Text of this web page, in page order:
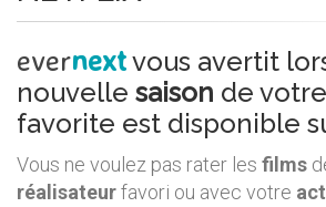
evernextvous avertit
nouvelle saison de votre
favorite est disponible
Vous ne voulez pas rater les films
réalisateurfavori ou avec votre